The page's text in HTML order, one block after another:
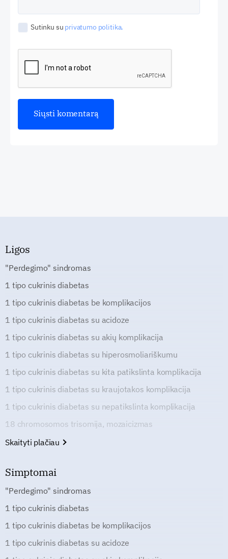
Sutinku su privatumo politika.
Ligos
"Perdegimo" sindromas
1 tipo cukrinis diabetas
1 tipo cukrinis diabetas be komplikacijos
1 tipo cukrinis diabetas su acidoze
1 tipo cukrinis diabetas su akių komplikacija
1 tipo cukrinis diabetas su hiperosmoliariškumu
1 tipo cukrinis diabetas su kita patikslinta komplikacija
1 tipo cukrinis diabetas su kraujotakos komplikacija
1 tipo cukrinis diabetas su nepatikslinta komplikacija
18 chromosomos trisomija, mozaicizmas
Skaityti plačiau
Simptomai
"Perdegimo" sindromas
1 tipo cukrinis diabetas
1 tipo cukrinis diabetas be komplikacijos
1 tipo cukrinis diabetas su acidoze